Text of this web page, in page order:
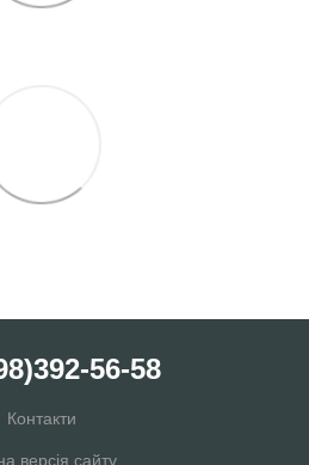
56-58
Контакти
версія сайту